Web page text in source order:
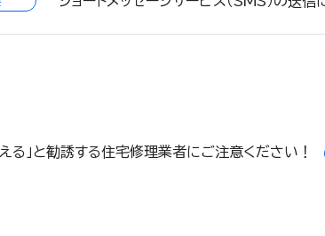
える」と勧誘する住宅修理業者にご注意ください！